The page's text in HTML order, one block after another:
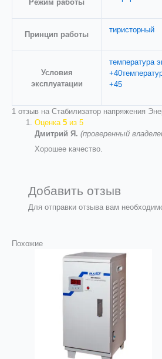
Режим работы
Принцип работы
тиристорный
Условия
эксплуатации
температура
+45
1 отзыв наСтабилизатор напряжения
Оценка5 из 5
Дмитрий Я.(проверенный
Хорошее качество.
Добавить отзыв
Для отправки отзыва вам
Похожие